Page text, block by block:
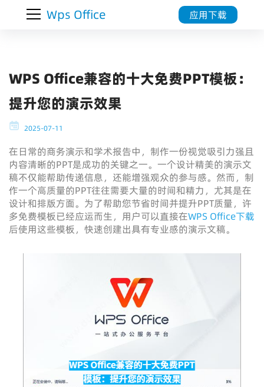
Wps Office 应用下载
WPS Office兼容的十大免费PPT模板：
提升您的演示效果
2025-07-11
在日常的商务演示和学术报告中，制作一份视觉吸引力强且
内容清晰的PPT是成功的关键之一。一个设计精美的演示文
稿不仅能帮助传递信息，还能增强观众的参与感。然而，制
作一个高质量的PPT往往需要大量的时间和精力，尤其是在
设计和排版方面。为了帮助您节省时间并提升PPT质量，许
多免费模板已经应运而生，用户可以直接在WPS Office下载
后使用这些模板，快速创建出具有专业感的演示文稿。